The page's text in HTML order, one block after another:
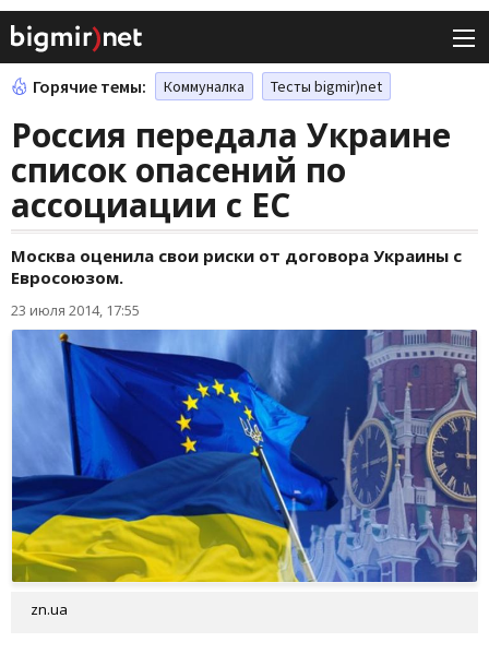
Горячие темы: Коммуналка Тесты bigmir)net
Россия передала Украине
список опасений по
ассоциации с ЕС
Москва оценила свои риски от договора Украины с
Евросоюзом.
23 июля 2014, 17:55
zn.ua